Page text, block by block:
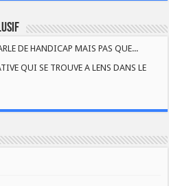
DE HANDICAP MAIS PAS QUE...
QUI SE TROUVE A LENS DANS LE